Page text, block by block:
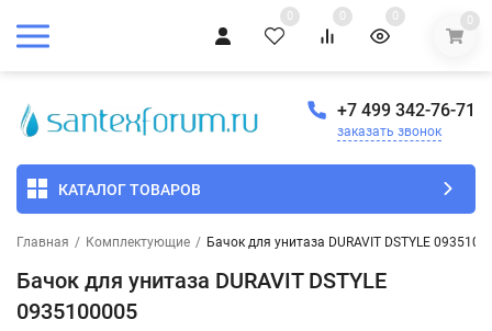
0 0 0 0
+7 499 342-76-71
заказать звонок
КАТАЛОГ ТОВАРОВ
Главная / Комплектующие / Бачок для унитаза DURAVIT DSTYLE
Бачок для унитаза DURAVIT DSTYLE
0935100005